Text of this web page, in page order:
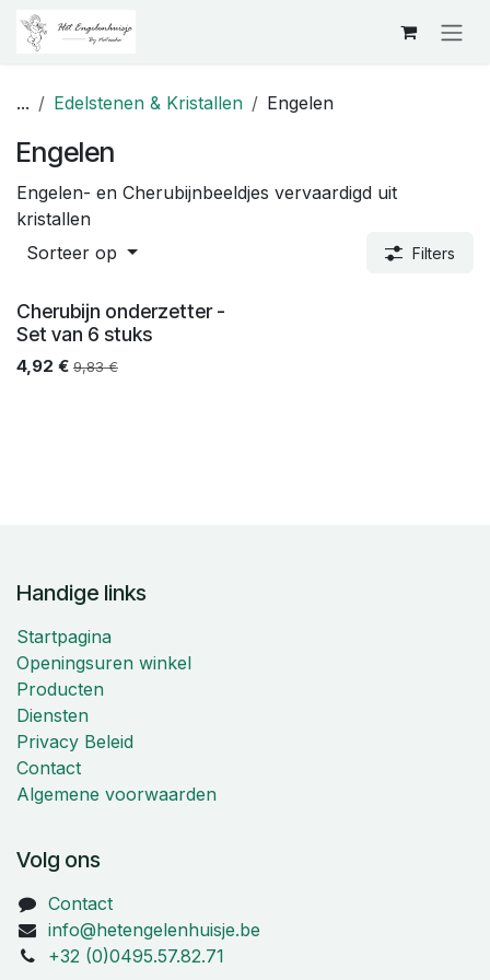
Overslaan naar inhoud
... Edelstenen & Kristallen Engelen
Engelen
Engelen- en Cherubijnbeeldjes vervaardigd uit
kristallen
Sorteer op
Filters
Cherubijn onderzetter -
Set van 6 stuks
4,92 € 9,83€
Handige links
Startpagina
Openingsuren winkel
Producten
Diensten
Privacy Beleid
Contact
Algemene voorwaarden
Volg ons
Contact
info@hetengelenhuisje.be
+32 (0)0495.57.82.71